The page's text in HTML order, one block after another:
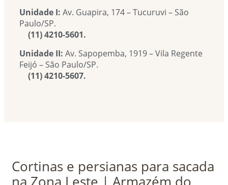
Unidade I: Av. Guapira, 174 – Tucuruvi – São
Paulo/SP.
(11) 4210-5601.
Unidade II: Av. Sapopemba, 1919 – Vila Regente
Feijó – São Paulo/SP.
(11) 4210-5607.
Cortinas e persianas para sacada